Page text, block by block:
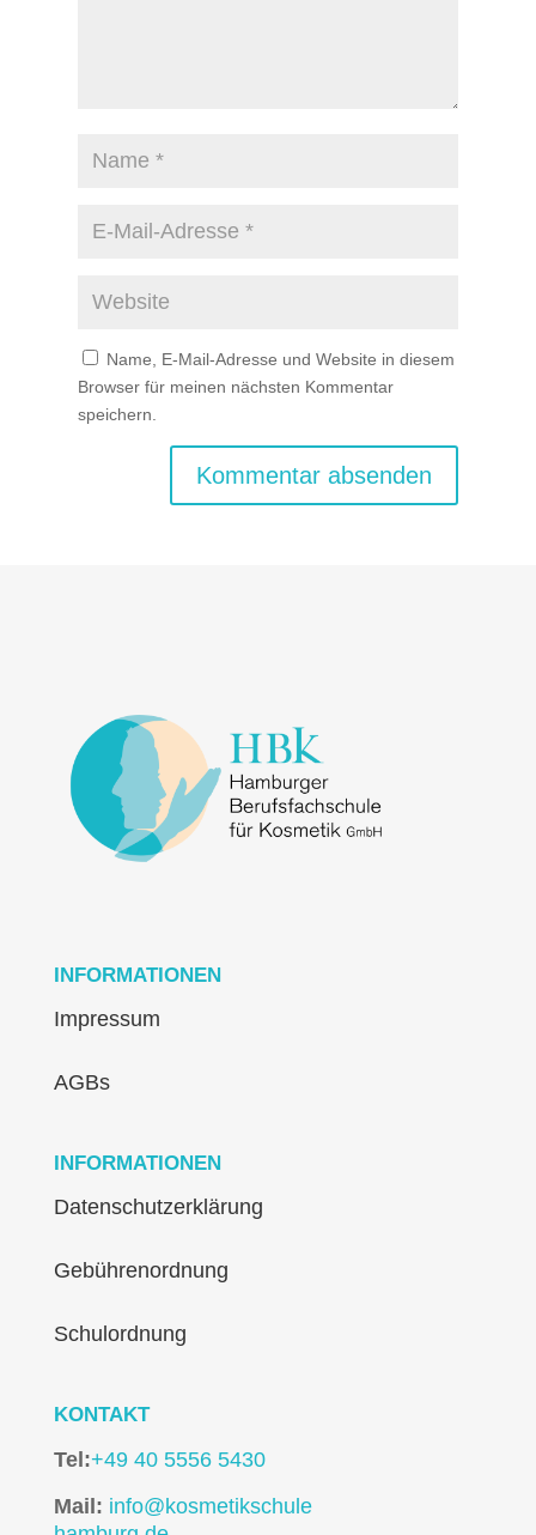
Name, E-Mail-Adresse und Website in diesem
Browser für meinen nächsten Kommentar
speichern.
INFORMATIONEN
Impressum
AGBs
INFORMATIONEN
Datenschutzerklärung
Gebührenordnung
Schulordnung
KONTAKT
Tel:+49 40 5556 5430
Mail: info@kosmetikschule